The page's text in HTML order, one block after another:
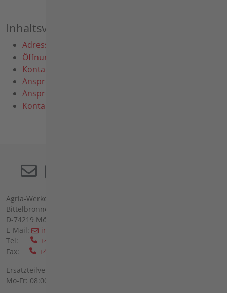
Inhaltsverzeichnis
Adresse
Öffnungszeiten
Kontakte
Ansprechpartner Deutschland
Ansprechpartner International
Kontaktformular
Agria-Werke GmbH
Bittelbronner Str. 42
D-74219 Möckmühl
E-Mail:
info(at)agria(dot)de
Tel:
+49 6298 39-0
Fax:
+49 6298 39-111
Ersatzteilverkauf vor Ort:
Mo-Fr: 08:00 - 12:00 Uhr und 13:00 - 16:00 Uhr